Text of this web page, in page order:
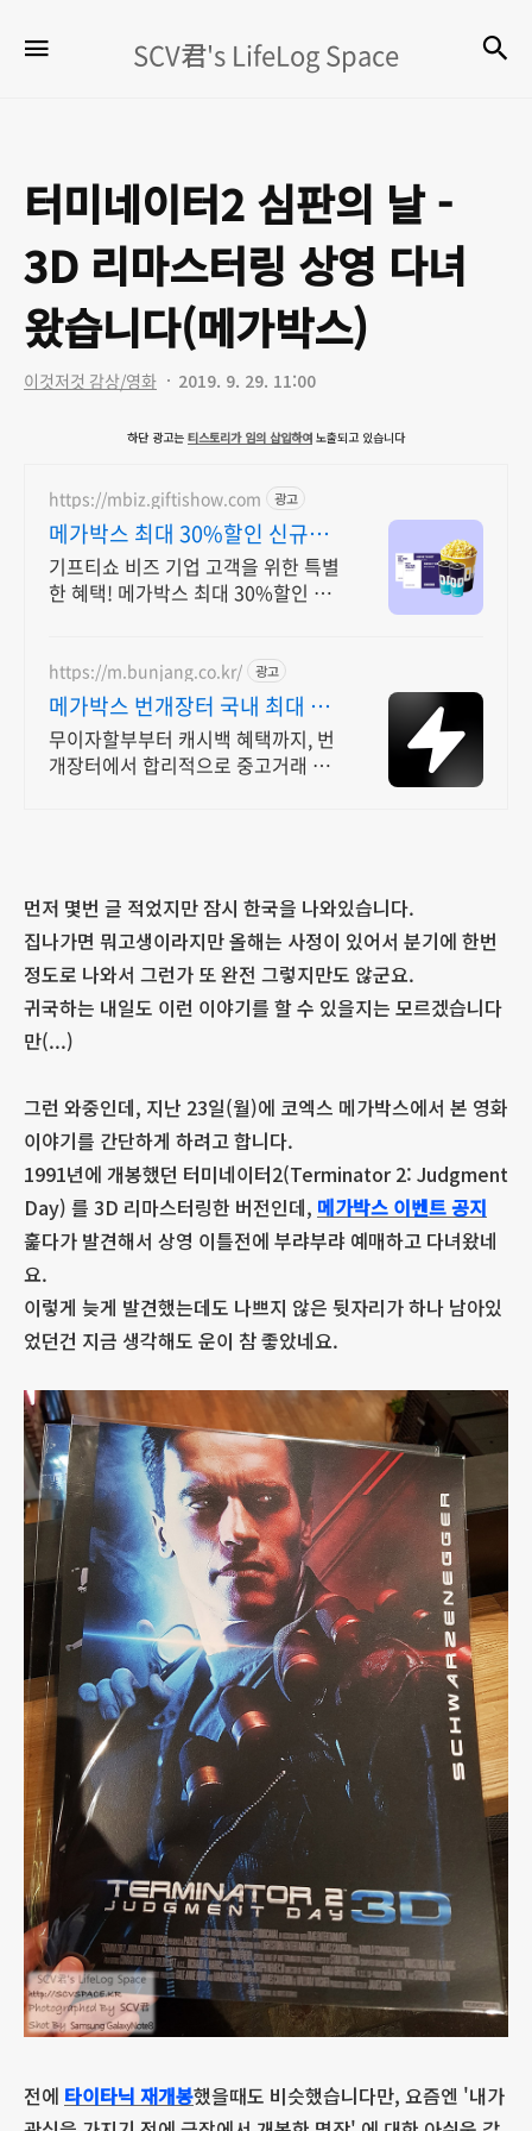
君's
SCV君's LifeLog Space
터미네이터2 심판의 날 -
3D 리마스터링 상영 다녀
왔습니다(메가박스)
이것저것 감상/영화 2019. 9. 29. 11:00
하단 광고는 티스토리가 임의 삽입하여 노출되고 있습니다
https://mbiz.giftishow.com 광고
메가박스 최대 30%할인 신규고
객 100% 상품혜택!
기프티쇼 비즈 기업 고객을 위한 특별
한 혜택! 메가박스 최대 30%할인 이
가능!
https://m.bunjang.co.kr/ 광고
메가박스 번개장터 국내 최대 브
랜드 중고거래
무이자할부부터 캐시백 혜택까지, 번
개장터에서 합리적으로 중고거래 하
먼저 몇번 글 적었지만 잠시 한국을 나와있습니다.
집나가면 뭐고생이라지만 올해는 사정이 있어서 분기에 한번
정도로 나와서 그런가 또 완전 그렇지만도 않군요.
귀국하는 내일도 이런 이야기를 할 수 있을지는 모르겠습니다
만(...)
그런 와중인데, 지난 23일(월)에 코엑스 메가박스에서 본 영화
이야기를 간단하게 하려고 합니다.
1991년에 개봉했던 터미네이터2(Terminator 2: Judgment
Day) 를 3D 리마스터링한 버전인데, 메가박스 이벤트 공지
훑다가 발견해서 상영 이틀전에 부랴부랴 예매하고 다녀왔네
요.
이렇게 늦게 발견했는데도 나쁘지 않은 뒷자리가 하나 남아있
었던건 지금 생각해도 운이 참 좋았네요.
전에 타이타닉 재개봉했을때도 비슷했습니다만, 요즘엔 '내가